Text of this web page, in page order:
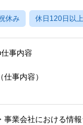
休み 休日120日以上
事内容
（仕事内容）
・事業会社における情